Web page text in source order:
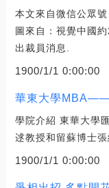
本文來自微信公眾
圖來自：視覺中國
出裁員消息.
1900/1/1 0:00:00
華東大學MBA——
學院介紹 東華大學
逑教授和留蘇博士
1900/1/1 0:00:00